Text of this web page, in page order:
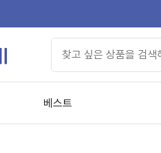
베스트